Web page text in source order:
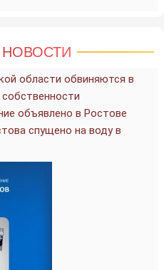
области обвиняются в
собственности
объявлено в Ростове
спущено на воду в